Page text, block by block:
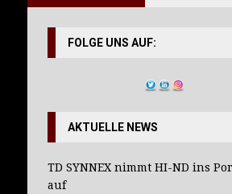
FOLGE UNS AUF:
AKTUELLE NEWS
TD SYNNEX nimmt HI-ND ins
auf